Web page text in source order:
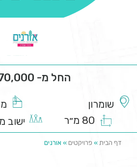
החל מ- 1,670,000 ₪
שומרון
80 מ״ר
ישוב
דף הבית » פרויקטים » אורנים